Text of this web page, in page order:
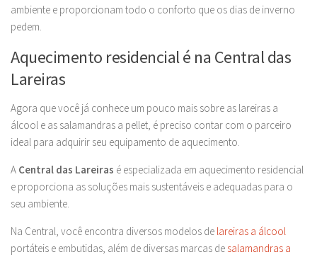
ambiente e proporcionam todo o conforto que os dias de inverno
pedem.
Aquecimento residencial é na Central das
Lareiras
Agora que você já conhece um pouco mais sobre as lareiras a
álcool e as salamandras a pellet, é preciso contar com o parceiro
ideal para adquirir seu equipamento de aquecimento.
A Central das Lareiras é especializada em aquecimento residencial
e proporciona as soluções mais sustentáveis e adequadas para o
seu ambiente.
Na Central, você encontra diversos modelos de lareiras a álcool
portáteis e embutidas, além de diversas marcas de salamandras a